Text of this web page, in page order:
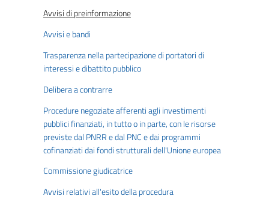
Avvisi di preinformazione
Avvisi e bandi
Trasparenza nella partecipazione di portatori di
interessi e dibattito pubblico
Delibera a contrarre
Procedure negoziate afferenti agli investimenti
pubblici finanziati, in tutto o in parte, con le risorse
previste dal PNRR e dal PNC e dai programmi
cofinanziati dai fondi strutturali dell'Unione europea
Commissione giudicatrice
Avvisi relativi all'esito della procedura